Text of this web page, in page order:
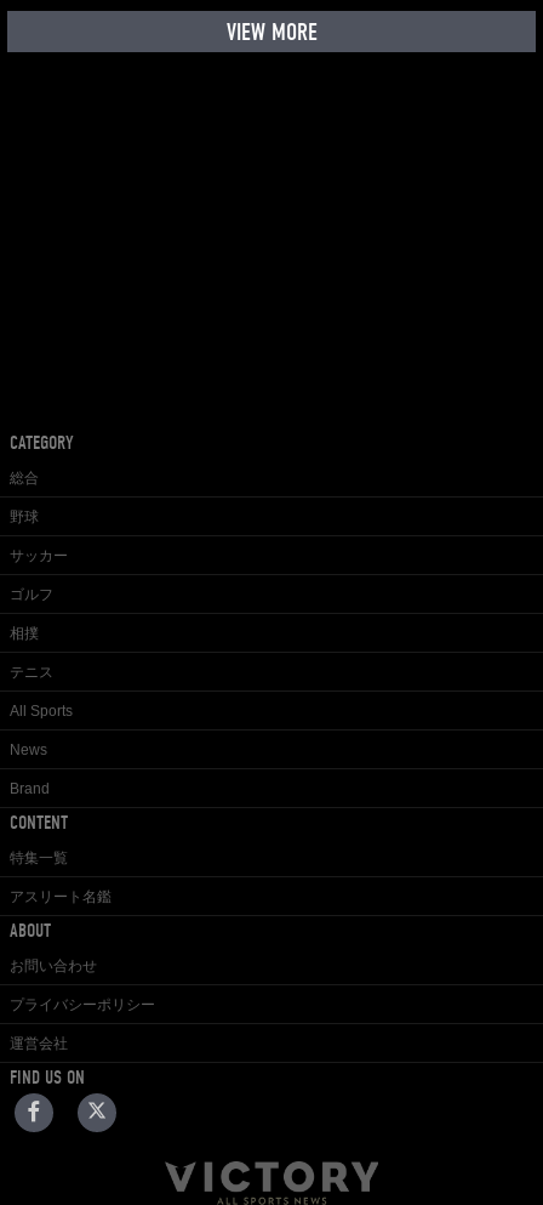
VIEW MORE
CATEGORY
総合
野球
サッカー
ゴルフ
相撲
テニス
All Sports
News
Brand
CONTENT
特集一覧
アスリート名鑑
ABOUT
お問い合わせ
プライバシーポリシー
運営会社
FIND US ON